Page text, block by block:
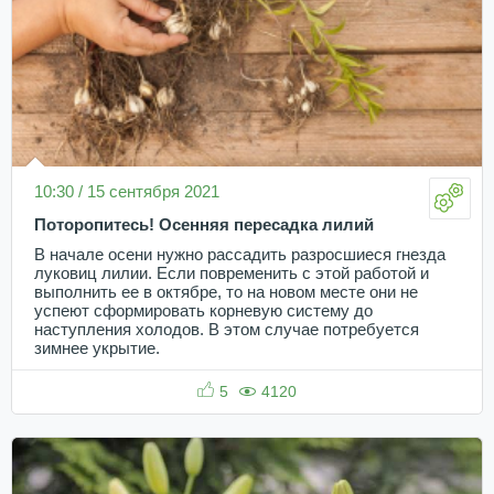
10:30 / 15 сентября 2021
Поторопитесь! Осенняя пересадка лилий
В начале осени нужно рассадить разросшиеся гнезда
луковиц лилии. Если повременить с этой работой и
выполнить ее в октябре, то на новом месте они не
успеют сформировать корневую систему до
наступления холодов. В этом случае потребуется
зимнее укрытие.
5 4120